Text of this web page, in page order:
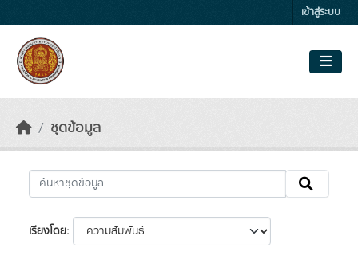
เข้าสู่ระบบ
ชุดข้อมูล
เรียงโดย